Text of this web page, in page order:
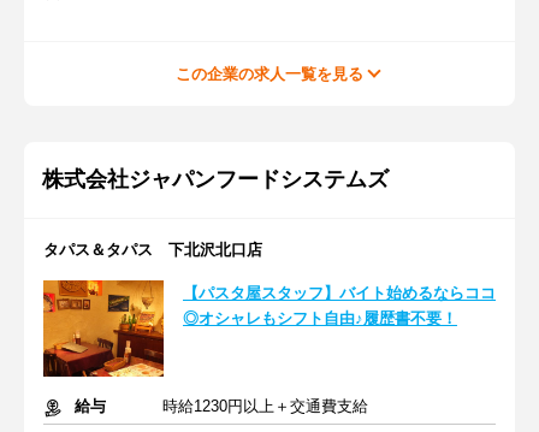
この企業の求人一覧を見る
株式会社ジャパンフードシステムズ
タパス＆タパス 下北沢北口店
【パスタ屋スタッフ】バイト始めるならココ
◎オシャレもシフト自由♪履歴書不要！
給与
時給1230円以上＋交通費支給